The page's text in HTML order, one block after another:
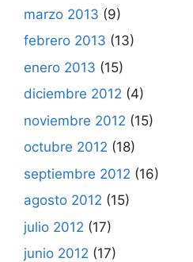
marzo 2013 (9)
febrero 2013 (13)
enero 2013 (15)
diciembre 2012 (4)
noviembre 2012 (15)
octubre 2012 (18)
septiembre 2012 (16)
agosto 2012 (15)
julio 2012 (17)
junio 2012 (17)